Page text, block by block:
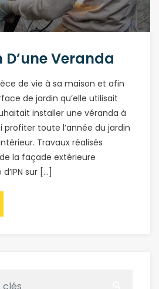
Veranda
de vie à sa maison et afin
de jardin qu’elle utilisait
installer une véranda à
profiter toute l’année du jardin
Travaux réalisés
la façade extérieure
sur […]